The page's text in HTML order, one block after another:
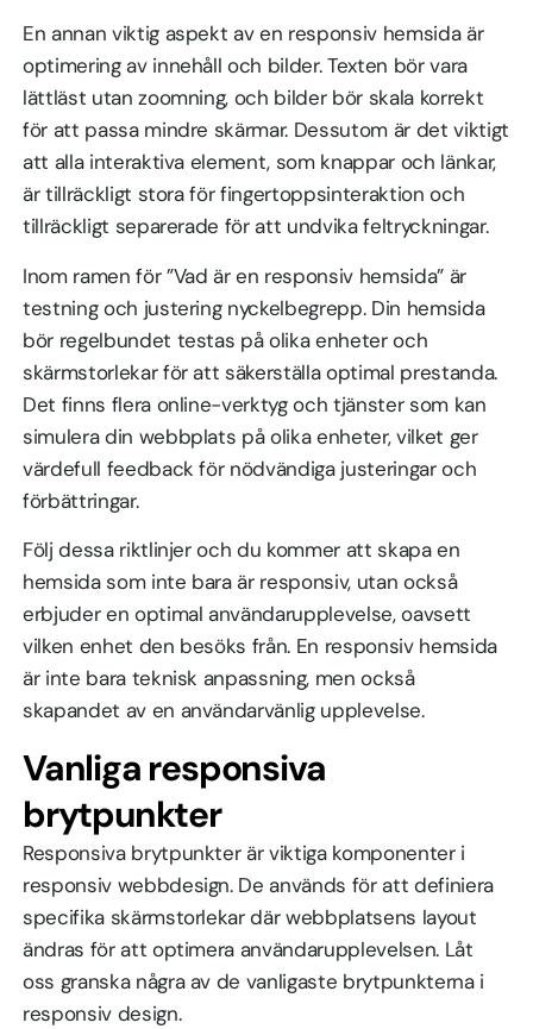
En annan viktig aspekt av en responsiv hemsida är
optimering av innehåll och bilder. Texten bör vara
lättläst utan zoomning, och bilder bör skala korrekt
för att passa mindre skärmar. Dessutom är det viktigt
att alla interaktiva element, som knappar och länkar,
är tillräckligt stora för fingertoppsinteraktion och
tillräckligt separerade för att undvika feltryckningar.
Inom ramen för ”Vad är en responsiv hemsida” är
testning och justering nyckelbegrepp. Din hemsida
bör regelbundet testas på olika enheter och
skärmstorlekar för att säkerställa optimal prestanda.
Det finns flera online-verktyg och tjänster som kan
simulera din webbplats på olika enheter, vilket ger
värdefull feedback för nödvändiga justeringar och
förbättringar.
Följ dessa riktlinjer och du kommer att skapa en
hemsida som inte bara är responsiv, utan också
erbjuder en optimal användarupplevelse, oavsett
vilken enhet den besöks från. En responsiv hemsida
är inte bara teknisk anpassning, men också
skapandet av en användarvänlig upplevelse.
Vanliga responsiva
brytpunkter
Responsiva brytpunkter är viktiga komponenter i
responsiv webbdesign. De används för att definiera
specifika skärmstorlekar där webbplatsens layout
ändras för att optimera användarupplevelsen. Låt
oss granska några av de vanligaste brytpunkterna i
responsiv design.